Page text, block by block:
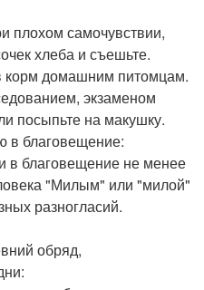
плохом самочувствии,
хлеба и съешьте.
корм домашним питомцам.
экзаменом
посыпьте на макушку.
в благовещение:
в благовещение не менее
"Милым" или "милой"
разногласий.
обряд,